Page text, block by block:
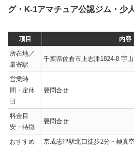
グ・K-1アマチュア公認ジム・少
項目
内容
所在地／
最寄駅
千葉県佐倉市上志津1824-8 宇
営業時
間・定休
日
要問合せ
料金目
安・特徴
要問合せ
おすすめ
京成志津駅北口徒歩2分・極真